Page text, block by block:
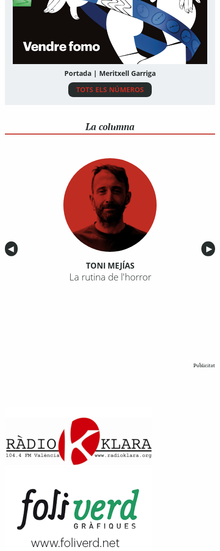
Portada | Meritxell Garriga
TOTS ELS NÚMEROS
La columna
Anterior
◀︎ ▶︎
TONI MEJÍAS
La rutina de l'horror
Publicitat